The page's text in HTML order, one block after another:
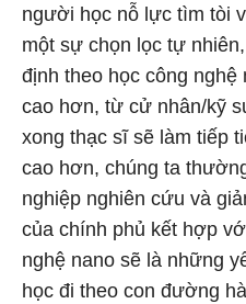
người học nỗ lực tìm tòi
một sự chọn lọc tự
định theo học công nghệ
cao hơn, từ cử nhân/kỹ
xong thạc sĩ sẽ làm tiếp
cao hơn, chúng ta
nghiệp nghiên cứu và
của chính phủ kết hợp
nghệ nano sẽ là những
học đi theo con đường